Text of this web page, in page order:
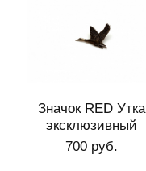
Значок RED Утка
эксклюзивный
700 руб.